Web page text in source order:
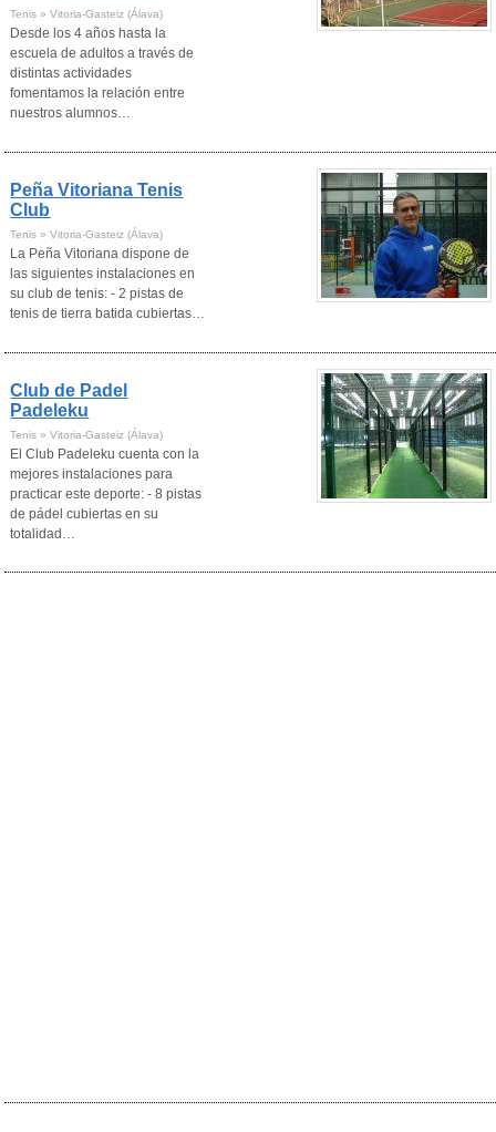
Tenis » Vitoria-Gasteiz (Álava)
Desde los 4 años hasta la
escuela de adultos a través de
distintas actividades
fomentamos la relación entre
nuestros alumnos…
Peña Vitoriana Tenis
Club
Tenis » Vitoria-Gasteiz (Álava)
La Peña Vitoriana dispone de
las siguientes instalaciones en
su club de tenis: - 2 pistas de
tenis de tierra batida cubiertas…
Club de Padel
Padeleku
Tenis » Vitoria-Gasteiz (Álava)
El Club Padeleku cuenta con la
mejores instalaciones para
practicar este deporte: - 8 pistas
de pádel cubiertas en su
totalidad…